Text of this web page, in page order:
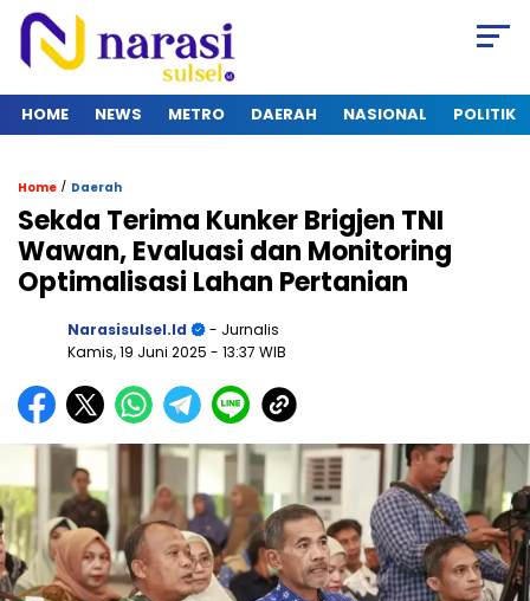
HOME NEWS METRO DAERAH NASIONAL POLITIK
Home / Daerah
Sekda Terima Kunker Brigjen TNI
Wawan, Evaluasi dan Monitoring
Optimalisasi Lahan Pertanian
Narasisulsel.id
- Jurnalis
Kamis, 19 Juni 2025 - 13:37 WIB